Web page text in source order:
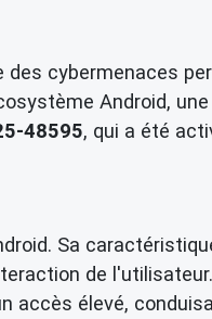
des cybermenaces
Android,
48595, qui a été
Sa
de
accès élevé,